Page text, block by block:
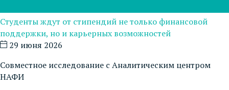
Студенты ждут от стипендий не только финансовой
поддержки, но и карьерных возможностей
29 июня 2026
Совместное исследование с Аналитическим центром
НАФИ